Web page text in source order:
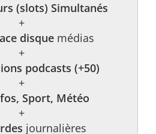
(slots) Simultanés
+
disque médias
+
podcasts (+50)
+
Sport, Météo
+
journalières